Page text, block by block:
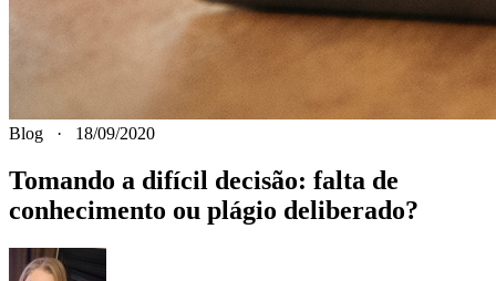
Blog · 18/09/2020
Tomando a difícil decisão: falta de
conhecimento ou plágio deliberado?